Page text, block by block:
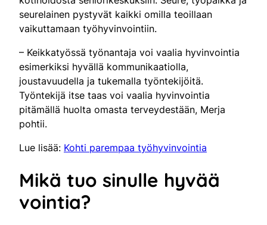
seurelainen pystyvät kaikki omilla teoillaan
vaikuttamaan työhyvinvointiin.
– Keikkatyössä työnantaja voi vaalia hyvinvointia
esimerkiksi hyvällä kommunikaatiolla,
joustavuudella ja tukemalla työntekijöitä.
Työntekijä itse taas voi vaalia hyvinvointia
pitämällä huolta omasta terveydestään, Merja
pohtii.
Lue lisää: Kohti parempaa työhyvinvointia
Mikä tuo sinulle hyvää
vointia?